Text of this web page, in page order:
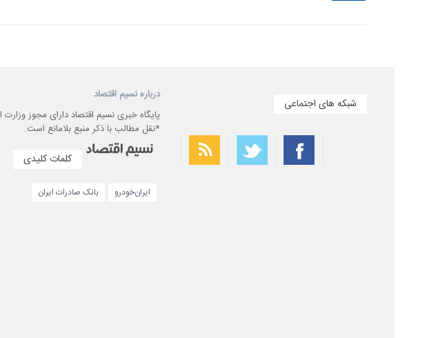
درباره نسیم اقتصاد
پایگاه خبری نسیم اقتصاد دارای مجوز وزارت
*نقل مطالب با ذکر منبع بلامانع است.
کلمات کلیدی
ایران‌خودرو بانک صادرات ایران
شبکه های اجتماعی